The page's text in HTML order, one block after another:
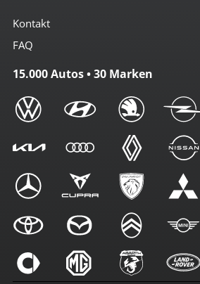
Kontakt
FAQ
15.000 Autos • 30 Marken